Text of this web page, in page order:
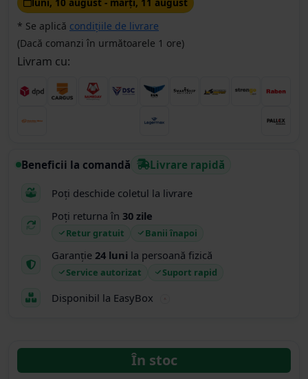
* Se aplică condițiile de livrare
(Dacă comanzi în următoarele 1 ore)
Livram cu:
Beneficii la comandă Livrare rapidă
Poți deschide coletul la livrare
Poți returna în 30 zile
Retur gratuit Banii înapoi
Garanție 24 luni la persoană fizică
Service autorizat Suport rapid
Disponibil la EasyBox
În stoc